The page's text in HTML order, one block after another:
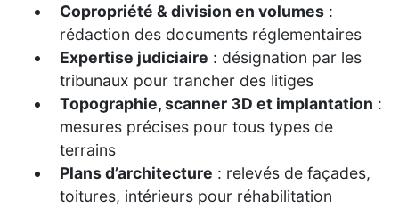
Copropriété & division en volumes :
rédaction des documents réglementaires
Expertise judiciaire : désignation par les
tribunaux pour trancher des litiges
Topographie, scanner 3D et implantation :
mesures précises pour tous types de
terrains
Plans d’architecture : relevés de façades,
toitures, intérieurs pour réhabilitation